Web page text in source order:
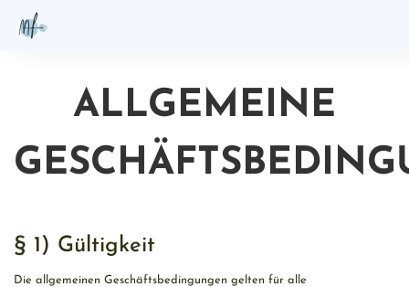
ALLGEMEINE
§ 1) Gültigkeit
Die allgemeinen Geschäftsbedingungen gelten für alle